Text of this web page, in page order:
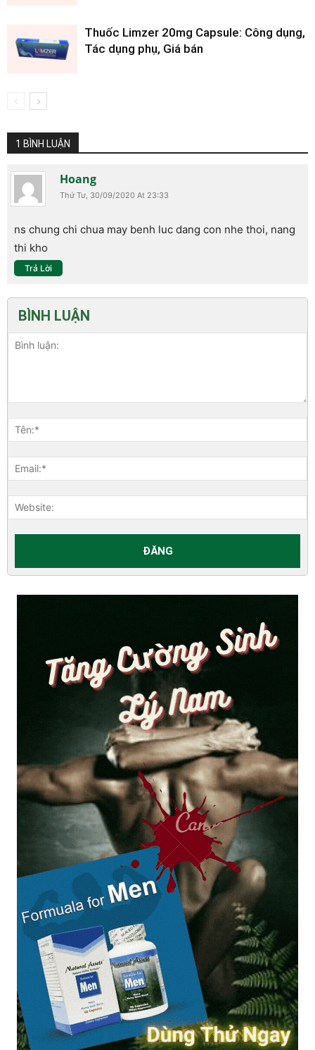
Thuốc Limzer 20mg Capsule: Công dụng,
Tác dụng phụ, Giá bán
1 BÌNH LUẬN
Hoang
Thứ Tư, 30/09/2020 At 23:33
ns chung chi chua may benh luc dang con nhe thoi, nang
thi kho
Trả Lời
BÌNH LUẬN